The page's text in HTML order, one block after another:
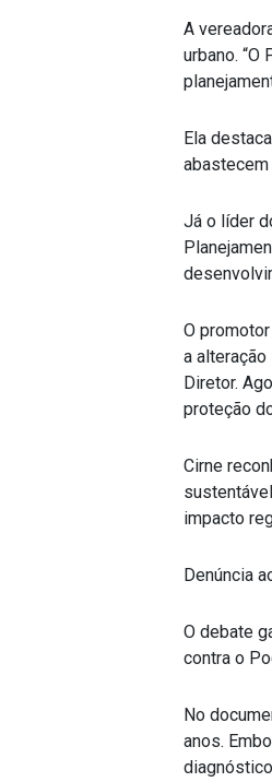
A
urbano.
Ela
abastecem
Já o líder
O
a
Diretor.
proteção
Cirne
impacto
Denúncia
O debate
contra o
No
anos.